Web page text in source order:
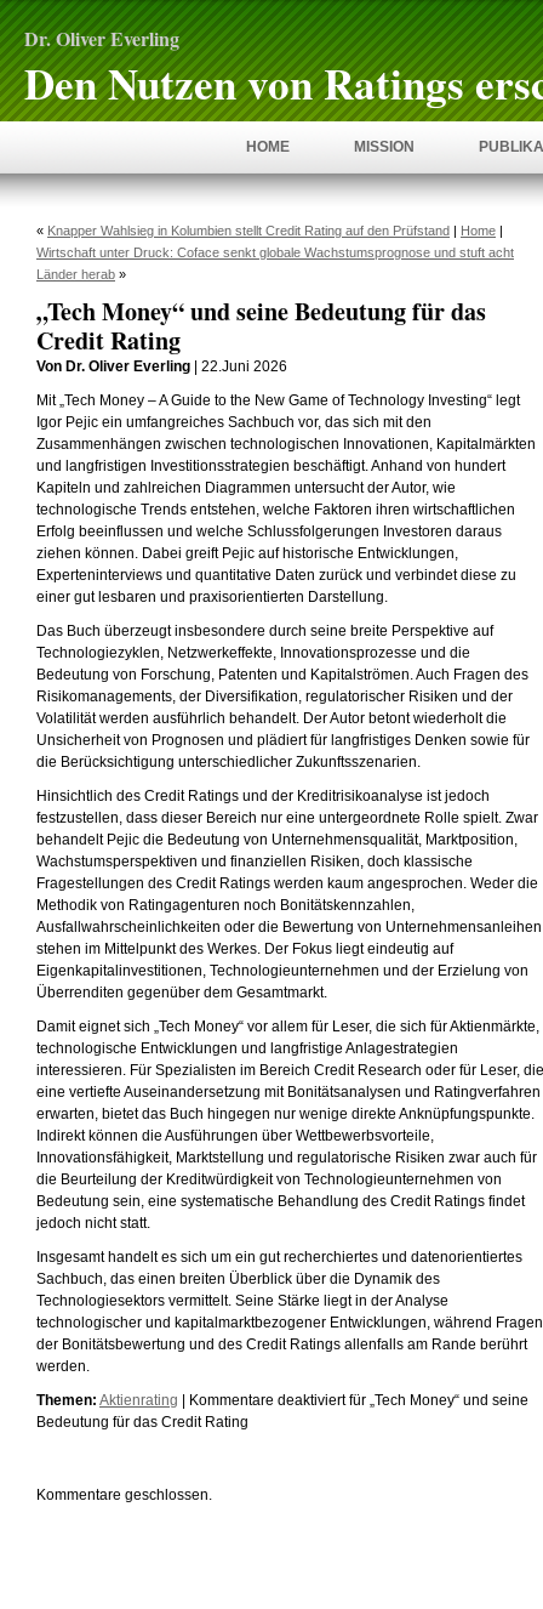
Dr. Oliver Everling
Den Nutzen von Ratings
HOME MISSION
« Knapper Wahlsieg in Kolumbien stellt Credit Rating auf den Prüfstand | Home |
Wirtschaft unter Druck: Coface senkt globale Wachstumsprognose und stuft acht
Länder herab »
„Tech Money“ und seine Bedeutung für das
Credit Rating
Von Dr. Oliver Everling | 22.Juni 2026
Mit „Tech Money – A Guide to the New Game of Technology Investing“ legt
Igor Pejic ein umfangreiches Sachbuch vor, das sich mit den
Zusammenhängen zwischen technologischen Innovationen, Kapitalmärkten
und langfristigen Investitionsstrategien beschäftigt. Anhand von hundert
Kapiteln und zahlreichen Diagrammen untersucht der Autor, wie
technologische Trends entstehen, welche Faktoren ihren wirtschaftlichen
Erfolg beeinflussen und welche Schlussfolgerungen Investoren daraus
ziehen können. Dabei greift Pejic auf historische Entwicklungen,
Experteninterviews und quantitative Daten zurück und verbindet diese zu
einer gut lesbaren und praxisorientierten Darstellung.
Das Buch überzeugt insbesondere durch seine breite Perspektive auf
Technologiezyklen, Netzwerkeffekte, Innovationsprozesse und die
Bedeutung von Forschung, Patenten und Kapitalströmen. Auch Fragen des
Risikomanagements, der Diversifikation, regulatorischer Risiken und der
Volatilität werden ausführlich behandelt. Der Autor betont wiederholt die
Unsicherheit von Prognosen und plädiert für langfristiges Denken sowie für
die Berücksichtigung unterschiedlicher Zukunftsszenarien.
Hinsichtlich des Credit Ratings und der Kreditrisikoanalyse ist jedoch
festzustellen, dass dieser Bereich nur eine untergeordnete Rolle spielt. Zwar
behandelt Pejic die Bedeutung von Unternehmensqualität, Marktposition,
Wachstumsperspektiven und finanziellen Risiken, doch klassische
Fragestellungen des Credit Ratings werden kaum angesprochen. Weder die
Methodik von Ratingagenturen noch Bonitätskennzahlen,
Ausfallwahrscheinlichkeiten oder die Bewertung von Unternehmensanleihen
stehen im Mittelpunkt des Werkes. Der Fokus liegt eindeutig auf
Eigenkapitalinvestitionen, Technologieunternehmen und der Erzielung von
Überrenditen gegenüber dem Gesamtmarkt.
Damit eignet sich „Tech Money“ vor allem für Leser, die sich für Aktienmärkte,
technologische Entwicklungen und langfristige Anlagestrategien
interessieren. Für Spezialisten im Bereich Credit Research oder für Leser, die
eine vertiefte Auseinandersetzung mit Bonitätsanalysen und Ratingverfahren
erwarten, bietet das Buch hingegen nur wenige direkte Anknüpfungspunkte.
Indirekt können die Ausführungen über Wettbewerbsvorteile,
Innovationsfähigkeit, Marktstellung und regulatorische Risiken zwar auch für
die Beurteilung der Kreditwürdigkeit von Technologieunternehmen von
Bedeutung sein, eine systematische Behandlung des Credit Ratings findet
jedoch nicht statt.
Insgesamt handelt es sich um ein gut recherchiertes und datenorientiertes
Sachbuch, das einen breiten Überblick über die Dynamik des
Technologiesektors vermittelt. Seine Stärke liegt in der Analyse
technologischer und kapitalmarktbezogener Entwicklungen, während Fragen
der Bonitätsbewertung und des Credit Ratings allenfalls am Rande berührt
werden.
Themen: Aktienrating Kommentare deaktiviertfür „Tech Money“ und seine
Bedeutung für das Credit Rating
Kommentare geschlossen.